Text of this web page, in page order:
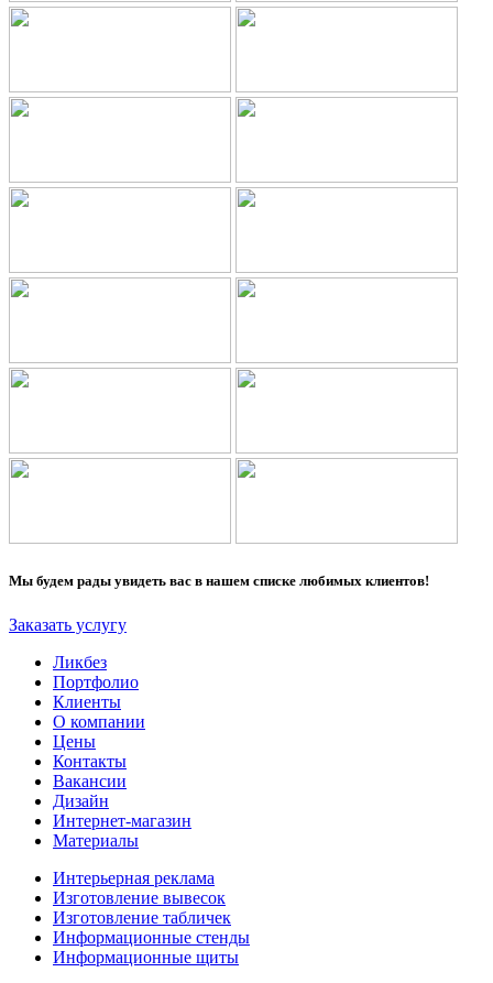
Мы будем рады увидеть вас в нашем списке любимых клиентов!
Заказать услугу
Ликбез
Портфолио
Клиенты
О компании
Цены
Контакты
Вакансии
Дизайн
Интернет-магазин
Материалы
Интерьерная реклама
Изготовление вывесок
Изготовление табличек
Информационные стенды
Информационные щиты